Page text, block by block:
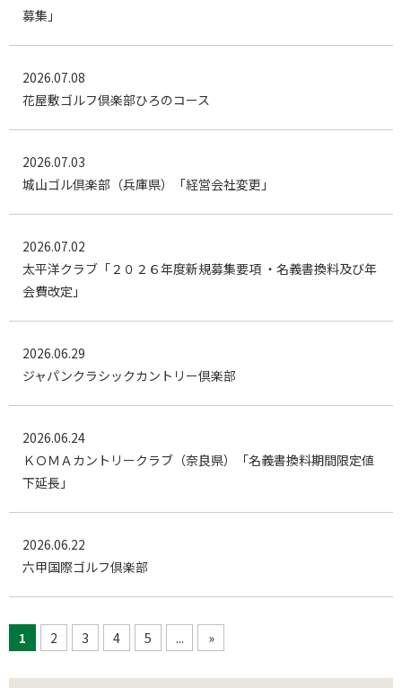
募集」
2026.07.08
花屋敷ゴルフ倶楽部ひろのコース
2026.07.03
城山ゴル倶楽部（兵庫県）「経営会社変更」
2026.07.02
太平洋クラブ「２０２６年度新規募集要項 ・名義書換料及び年
会費改定」
2026.06.29
ジャパンクラシックカントリー倶楽部
2026.06.24
ＫＯＭＡカントリークラブ（奈良県）「名義書換料期間限定値
下延長」
2026.06.22
六甲国際ゴルフ倶楽部
1 2 3 4 5 ... »